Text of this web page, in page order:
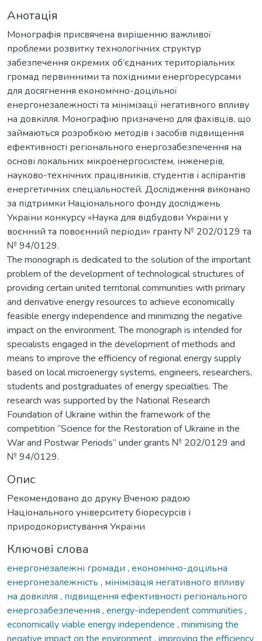
Анотація
Монографія присвячена вирішенню важливої
проблеми розвитку технологічних структур
забезпечення окремих об’єднаних територіальних
громад первинними та похідними енергоресурсами
для досягнення економічно-доцільної
енергонезалежності та мінімізації негативного впливу
на довкілля. Монографію призначено для фахівців, що
займаються розробкою методів і засобів підвищення
ефективності регіонального енергозабезпечення на
основі локальних мікроенергосистем, інженерів,
науково-технічних працівників, студентів і аспірантів
енергетичних спеціальностей. Дослідження виконано
за підтримки Національного фонду досліджень
України конкурсу «Наука для відбудови України у
воєнний та повоєнний періоди» гранту № 202/0129 та
№ 94/0129.
The monograph is dedicated to the solution of the important
problem of the development of technological structures of
providing certain united territorial communities with primary
and derivative energy resources to achieve economically
feasible energy independence and minimizing the negative
impact on the environment. The monograph is intended for
specialists engaged in the development of methods and
means to improve the efficiency of regional energy supply
based on local microenergy systems, engineers, researchers,
students and postgraduates of energy specialties. The
research was supported by the National Research
Foundation of Ukraine within the framework of the
competition “Science for the Restoration of Ukraine in the
War and Postwar Periods” under grants № 202/0129 and
№ 94/0129.
Опис
Рекомендовано до друку Вченою радою
Національного університету біоресурсів і
природокористування України
Ключові слова
енергонезалежні громади , економічно-доцільна
енергонезалежність , мінімізація негативного впливу
на довкілля , підвищення ефективності регіонального
енергозабезпечення , energy-independent communities ,
economically viable energy independence , minimising the